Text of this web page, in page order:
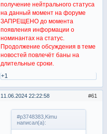
получение нейтрального статуса
на данный момент на форуме
ЗАПРЕЩЕНО до момента
появления информации о
номинантах на статус.
Продолжение обсуждения в теме
новостей повлечёт баны на
длительные сроки.
+1
61
11.06.2024 22:22:58
#p3748383,Kimu
написал(а):